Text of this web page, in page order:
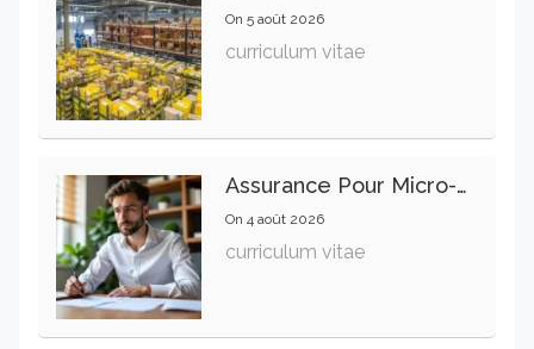
On 5 août 2026
curriculum vitae
Assurance Pour Micro-Entrepreneur : Les Garanties Essentielles À Connaître
On 4 août 2026
curriculum vitae